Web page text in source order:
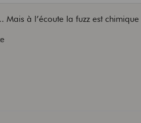
à l’écoute la fuzz est